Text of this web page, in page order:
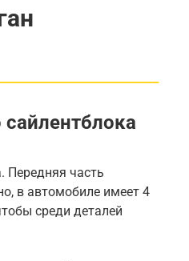
Передняя часть
в автомобиле имеет 4
среди деталей